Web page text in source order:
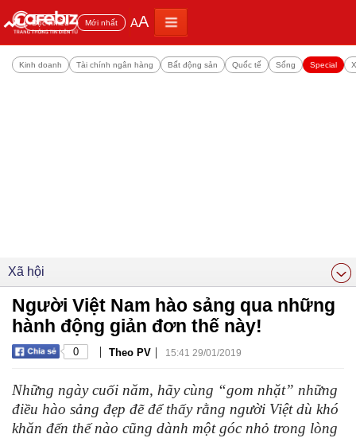
Đọc nhiều Mới nhất AA
Kinh doanh Tài chính ngân hàng Bất động sản Quốc tế Sống Special
Xã hội
Người Việt Nam hào sảng qua những
hành động giản đơn thế này!
0 | Theo PV | 15:41 29/01/2019
Những ngày cuối năm, hãy cùng “gom nhặt” những
điều hào sảng đẹp đẽ để thấy rằng người Việt dù khó
khăn đến thế nào cũng dành một góc nhỏ trong lòng